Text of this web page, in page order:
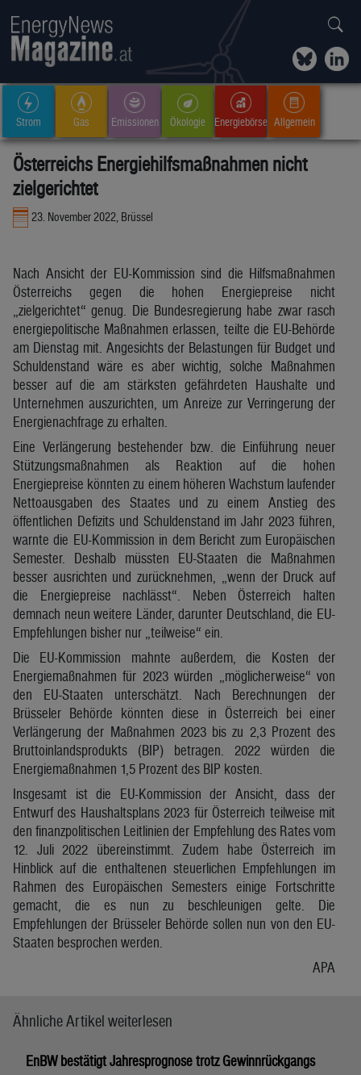
Strom Gas Emissionen Ökologie Energiebörse Allgemein
Österreichs Energiehilfsmaßnahmen nicht
zielgerichtet
23. November 2022, Brüssel
Nach Ansicht der EU-Kommission sind die Hilfsmaßnahmen
Österreichs gegen die hohen Energiepreise nicht
„zielgerichtet“ genug. Die Bundesregierung habe zwar rasch
energiepolitische Maßnahmen erlassen, teilte die EU-Behörde
am Dienstag mit. Angesichts der Belastungen für Budget und
Schuldenstand wäre es aber wichtig, solche Maßnahmen
besser auf die am stärksten gefährdeten Haushalte und
Unternehmen auszurichten, um Anreize zur Verringerung der
Energienachfrage zu erhalten.
Eine Verlängerung bestehender bzw. die Einführung neuer
Stützungsmaßnahmen als Reaktion auf die hohen
Energiepreise könnten zu einem höheren Wachstum laufender
Nettoausgaben des Staates und zu einem Anstieg des
öffentlichen Defizits und Schuldenstand im Jahr 2023 führen,
warnte die EU-Kommission in dem Bericht zum Europäischen
Semester. Deshalb müssten EU-Staaten die Maßnahmen
besser ausrichten und zurücknehmen, „wenn der Druck auf
die Energiepreise nachlässt“. Neben Österreich halten
demnach neun weitere Länder, darunter Deutschland, die EU-
Empfehlungen bisher nur „teilweise“ ein.
Die EU-Kommission mahnte außerdem, die Kosten der
Energiemaßnahmen für 2023 würden „möglicherweise“ von
den EU-Staaten unterschätzt. Nach Berechnungen der
Brüsseler Behörde könnten diese in Österreich bei einer
Verlängerung der Maßnahmen 2023 bis zu 2,3 Prozent des
Bruttoinlandsprodukts (BIP) betragen. 2022 würden die
Energiemaßnahmen 1,5 Prozent des BIP kosten.
Insgesamt ist die EU-Kommission der Ansicht, dass der
Entwurf des Haushaltsplans 2023 für Österreich teilweise mit
den finanzpolitischen Leitlinien der Empfehlung des Rates vom
12. Juli 2022 übereinstimmt. Zudem habe Österreich im
Hinblick auf die enthaltenen steuerlichen Empfehlungen im
Rahmen des Europäischen Semesters einige Fortschritte
gemacht, die es nun zu beschleunigen gelte. Die
Empfehlungen der Brüsseler Behörde sollen nun von den EU-
Staaten besprochen werden.
APA
Ähnliche Artikel weiterlesen
EnBW bestätigt Jahresprognose trotz Gewinnrückgangs